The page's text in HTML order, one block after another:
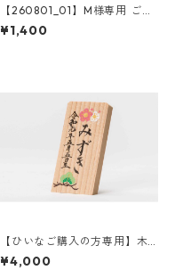
【260801_01】M様専用 ご購
入フォーム
¥1,400
【ひいなご購入の方専用】木
札 名前・描彩入り
¥4,000